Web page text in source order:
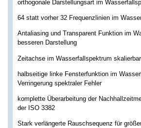
orthogonale Darstellungsart im
64 statt vorher 32 Frequenzlinien im
Antaliasing und Transparent Funktion im
besseren Darstellung
Zeitachse im Wasserfallspektrum skalierbar
halbseitige linke Fensterfunktion im
Verringerung spektraler Fehler
komplette Überarbeitung der
der ISO 3382
Stark verlängerte Rauschsequenz für